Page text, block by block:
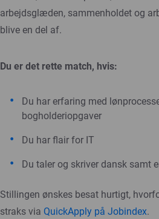
arbejdsglæden, sammenholdet og
blive en del af.
Du er det rette match, hvis:
Du har erfaring med
bogholderiopgaver
Du har flair for IT
Du taler og skriver dansk samt
Stillingen ønskes besat hurtigt,
straks via QuickApply på Jobindex.